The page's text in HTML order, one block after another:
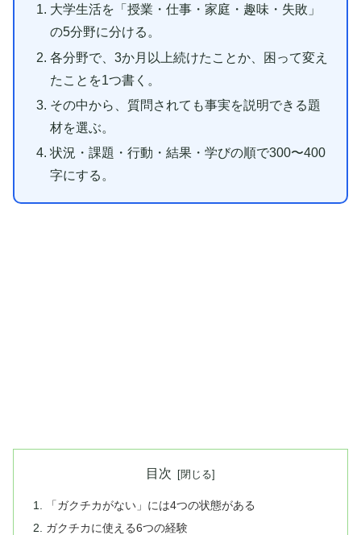
大学生活を「授業・仕事・家庭・趣味・失敗」
の5分野に分ける。
各分野で、3か月以上続けたことか、困って変え
たことを1つ書く。
その中から、質問されても事実を説明できる題
材を選ぶ。
状況・課題・行動・結果・学びの順で300〜400
字にする。
目次
「ガクチカがない」には4つの状態がある
ガクチカに使える6つの経験